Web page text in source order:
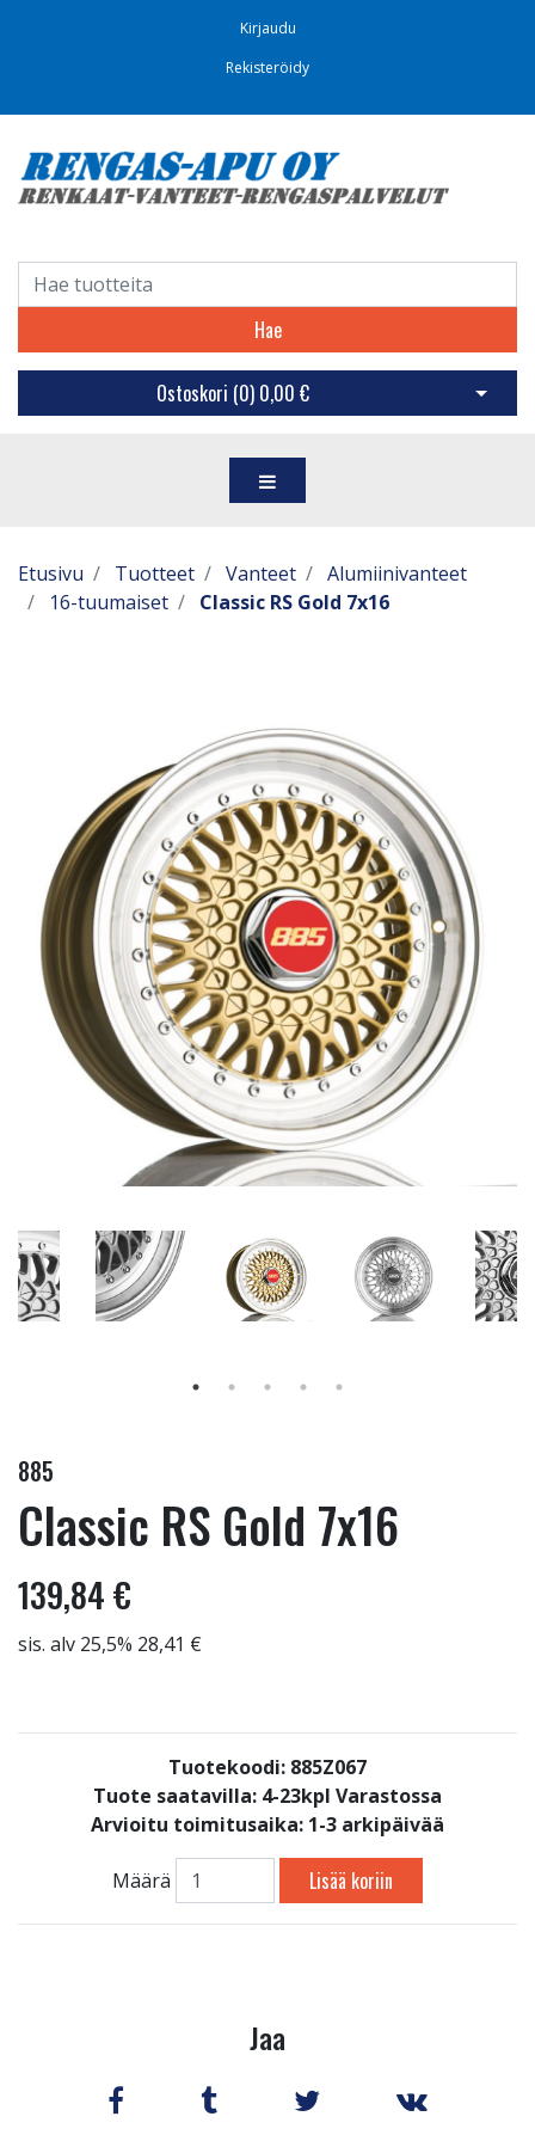
Kirjaudu
Rekisteröidy
Hae
Ostoskori (0) 0,00 € Avaa
Etusivu Tuotteet Vanteet
Alumiinivanteet
16-tuumaiset
Classic RS Gold 7x16
885
Classic RS Gold 7x16
139,84 €
sis. alv 25,5% 28,41 €
Tuotekoodi: 885Z067
Tuote saatavilla: 4-23kpl Varastossa
Arvioitu toimitusaika: 1-3 arkipäivää
Määrä Lisää koriin
Jaa